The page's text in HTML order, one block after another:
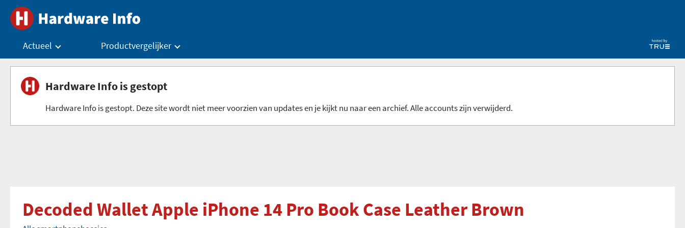
Actueel Productvergelijker
Hardware Info is gestopt
Hardware Info is gestopt. Deze site wordt niet meer voorzien van updates en je kijkt nu naar een archief. Alle accounts zijn verwijderd.
Decoded Wallet Apple iPhone 14 Pro Book Case Leather Brown